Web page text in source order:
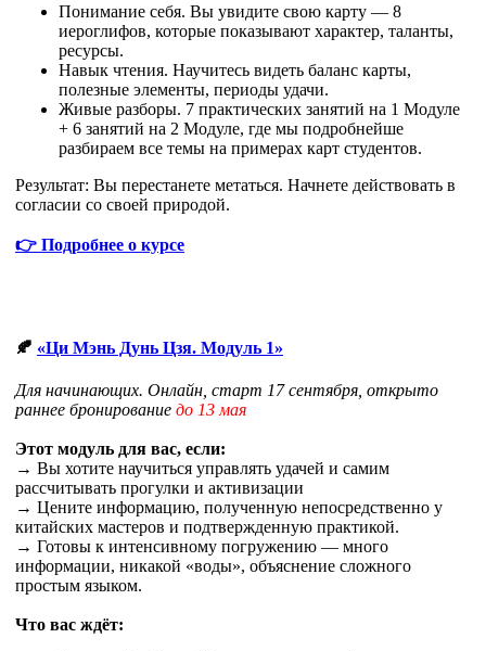
Понимание себя. Вы увидите свою карту — 8
иероглифов, которые показывают характер, таланты,
ресурсы.
Навык чтения. Научитесь видеть баланс карты,
полезные элементы, периоды удачи.
Живые разборы. 7 практических занятий на 1 Модуле
+ 6 занятий на 2 Модуле, где мы подробнейше
разбираем все темы на примерах карт студентов.
Результат: Вы перестанете метаться. Начнете действовать в
согласии со своей природой.
👉 Подробнее о курсе
🍂 «Ци Мэнь Дунь Цзя. Модуль 1»
Для начинающих. Онлайн, старт 17 сентября, открыто
раннее бронирование до 13 мая
Этот модуль для вас, если:
→ Вы хотите научиться управлять удачей и самим
рассчитывать прогулки и активизации
→ Цените информацию, полученную непосредственно у
китайских мастеров и подтвержденную практикой.
→ Готовы к интенсивному погружению — много
информации, никакой «воды», объяснение сложного
простым языком.
Что вас ждёт: